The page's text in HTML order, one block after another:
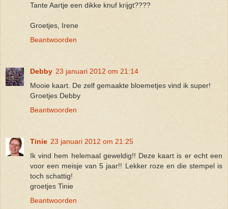
Tante Aartje een dikke knuf krijgt????
Groetjes, Irene
Beantwoorden
Debby 23 januari 2012 om 21:14
Mooie kaart. De zelf gemaakte bloemetjes vind ik super!
Groetjes Debby
Beantwoorden
Tinie 23 januari 2012 om 21:25
Ik vind hem helemaal geweldig!! Deze kaart is er echt een
voor een meisje van 5 jaar!! Lekker roze en die stempel is
toch schattig!
groetjes Tinie
Beantwoorden